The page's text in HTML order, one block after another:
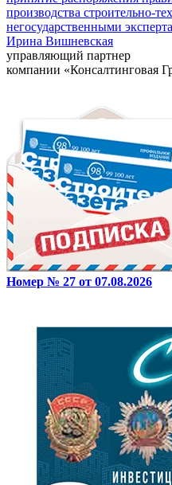
производства строительно-
негосударственными
Ирина Вишневская
управляющий партнер
компании
Номер № 27 от 07.08.2026